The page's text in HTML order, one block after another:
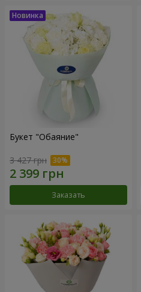
Букет "Обаяние"
3 427 грн
Заказать